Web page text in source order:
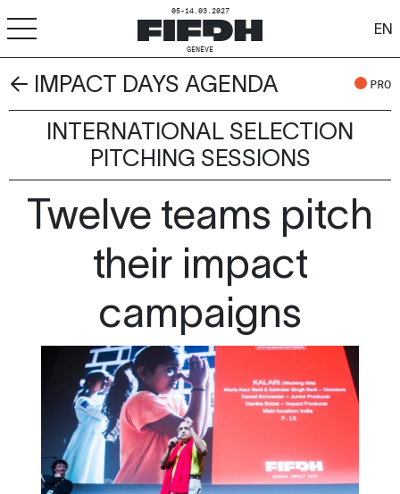
05-14.03.2027
GENÈVE
EN
A A - ACCESSIBILITÉ
FIFDH
← IMPACT DAYS AGENDA PRO
INTERNATIONAL SELECTION
PITCHING SESSIONS
Twelve teams pitch
their impact
campaigns